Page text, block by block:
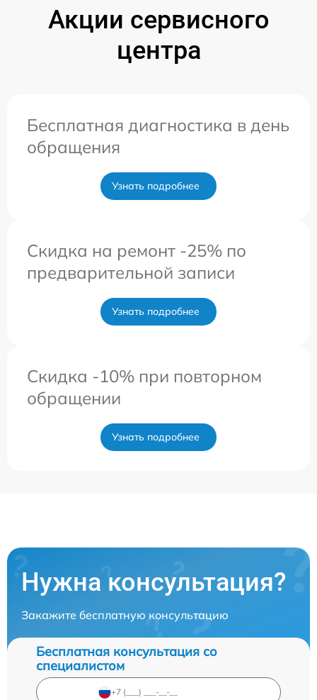
Акции сервисного
центра
Бесплатная диагностика в день
обращения
Узнать подробнее
Скидка на ремонт -25% по
предварительной записи
Узнать подробнее
Скидка -10% при повторном
обращении
Узнать подробнее
Нужна консультация?
Закажите бесплатную консультацию
Бесплатная консультация со
специалистом